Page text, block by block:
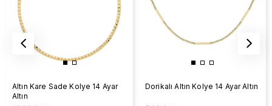
Altın Kare Sade Kolye 14 Ayar
Altın
Dorikalı Altın Kolye 14 Ayar Altın